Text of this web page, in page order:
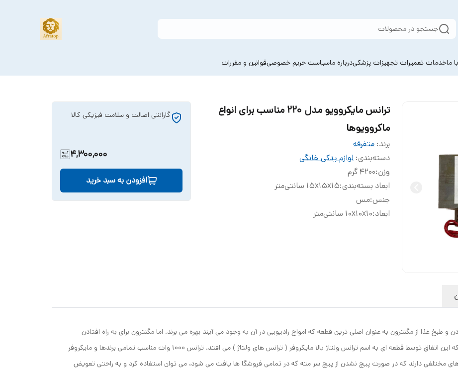
جستجو در محصولات
ماخدمات تعمیرات تجهیزات پزشکیدرباره ماسیاست حریم خصوصیقوانین و مقررات
ترانس مایکروویو مدل 220 مناسب برای انواع
ماکروویوها
برند: متفرقه
دسته‌بندی:لوازم یدکی خانگی
وزن:4200 گرم
ابعاد بسته‌بندی:15x15x15 سانتی‌متر
جنس:مس
ابعاد:10x10x10 سانتی‌متر
گارانتی اصالت و سلامت فیزیکی کالا
4,300,000
افزودن به سبد خرید
و طبخ غذا از مگنترون به عنوان اصلی ترین قطعه که امواج رادیویی در آن به وجود می آیند بهره می برند. اما مگنترون برای به راه افتادن
احتیاج به ولتاژ ورودی بالا در حدود 1200 ولت دارد که این اتفاق توسط قطعه ای به اسم ترانس ولتاژ بالا مایکروفر ( ترانس های ولتاژ ) می افتد. ترانس 1000 وات مناسب تمامی برندها و مایکروفر
مختلفی دارند که در صورت پیچ نشدن از پیچ سر مته که در تمامی فروشگا ها یافت می شود، می توان استفاده کرد و به راحتی تعویض